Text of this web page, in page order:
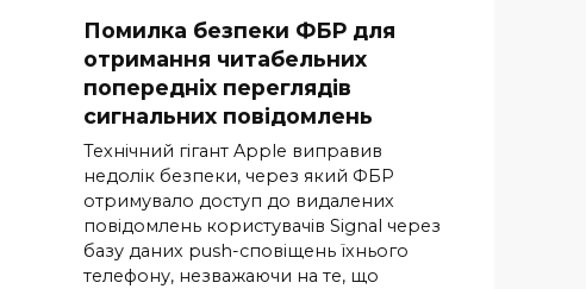
Помилка безпеки ФБР для
отримання читабельних
попередніх переглядів
сигнальних повідомлень
Технічний гігант Apple виправив
недолік безпеки, через який ФБР
отримувало доступ до видалених
повідомлень користувачів Signal через
базу даних push-сповіщень їхнього
телефону, незважаючи на те, що